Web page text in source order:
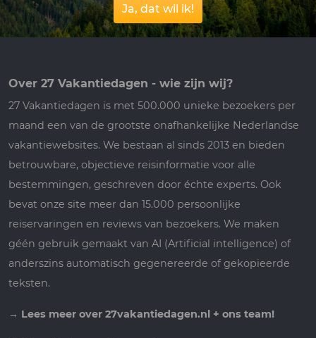
Ja, dat wil ik!
Over 27 Vakantiedagen - wie zijn wij?
27 Vakantiedagen is met 500.000 unieke bezoekers per
maand een van de grootste onafhankelijke Nederlandse
vakantiewebsites. We bestaan al sinds 2013 en bieden
betrouwbare, objectieve reisinformatie voor alle
bestemmingen, geschreven door échte experts. Ook
bevat onze site meer dan 15.000 persoonlijke
reiservaringen en reviews van bezoekers. We maken
géén gebruik gemaakt van AI (Artificial intelligence) of
anderszins automatisch gegenereerde of gekopieerde
teksten.
→ Lees meer over 27vakantiedagen.nl + ons team!